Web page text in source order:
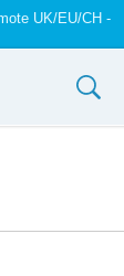
UK/EU/CH -